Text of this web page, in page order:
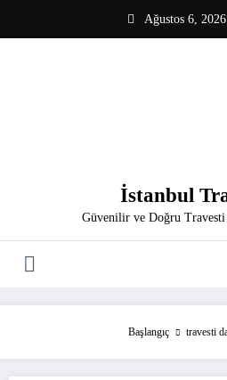
Ağustos 6, 2026
İstanbul
Güvenilir ve Doğru
Başlangıç travesti